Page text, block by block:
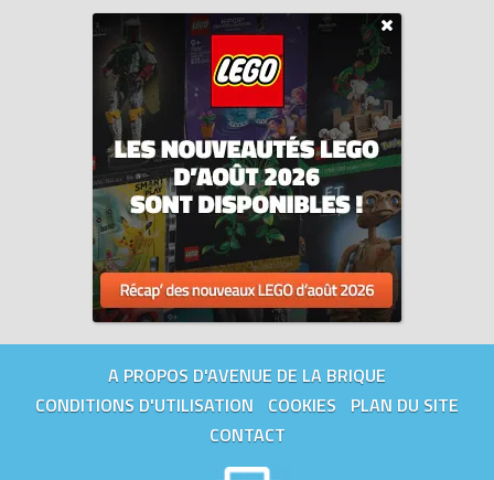
A PROPOS D'AVENUE DE LA BRIQUE
CONDITIONS D'UTILISATION
COOKIES
PLAN DU SITE
CONTACT